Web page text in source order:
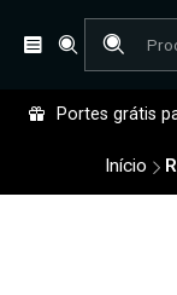
Portes grátis
Início